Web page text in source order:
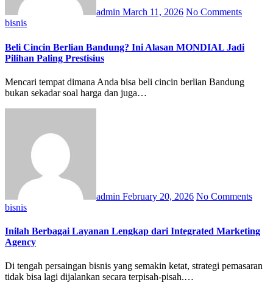
admin March 11, 2026 No Comments
bisnis
Beli Cincin Berlian Bandung? Ini Alasan MONDIAL Jadi
Pilihan Paling Prestisius
Mencari tempat dimana Anda bisa beli cincin berlian Bandung
bukan sekadar soal harga dan juga…
admin February 20, 2026 No Comments
bisnis
Inilah Berbagai Layanan Lengkap dari Integrated Marketing
Agency
Di tengah persaingan bisnis yang semakin ketat, strategi pemasaran
tidak bisa lagi dijalankan secara terpisah-pisah.…